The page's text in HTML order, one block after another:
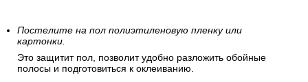
Постелите на пол полиэтиленовую пленку или
картонки.
Это защитит пол, позволит удобно разложить обойные
полосы и подготовиться к оклеиванию.